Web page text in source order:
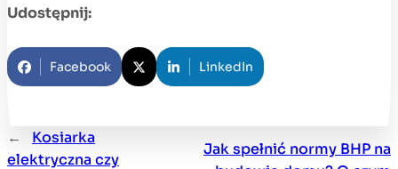
Udostępnij:
Facebook LinkedIn
←
Kosiarka
elektryczna czy
Jak spełnić normy BHP na